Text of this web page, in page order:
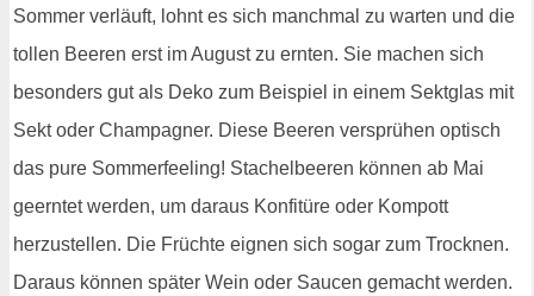
Sommer verläuft, lohnt es sich manchmal zu warten und die
tollen Beeren erst im August zu ernten. Sie machen sich
besonders gut als Deko zum Beispiel in einem Sektglas mit
Sekt oder Champagner. Diese Beeren versprühen optisch
das pure Sommerfeeling! Stachelbeeren können ab Mai
geerntet werden, um daraus Konfitüre oder Kompott
herzustellen. Die Früchte eignen sich sogar zum Trocknen.
Daraus können später Wein oder Saucen gemacht werden.